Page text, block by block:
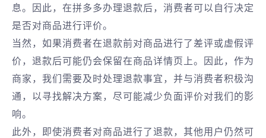
息。因此，在拼多多办理退款后，消费者可以自行决定
是否对商品进行评价。
当然，如果消费者在退款前对商品进行了差评或虚假评
价，退款后可能仍会保留在商品详情页上。因此，作为
商家，我们需要及时处理退款事宜，并与消费者积极沟
通，以寻找解决方案，尽可能减少负面评价对我们的影
响。
此外，即使消费者对商品进行了退款，其他用户仍然可